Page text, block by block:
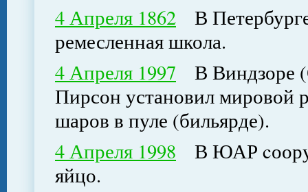
4 Апреля 1862 В
ремесленная школа.
4 Апреля 1997 В Виндзоре
Пирсон установил мировой
шаров в пуле (бильярде).
4 Апреля 1998 В ЮАР
яйцо.